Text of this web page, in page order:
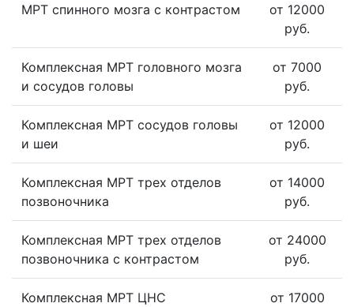
МРТ спинного мозга с контрастом
от 12000
руб.
Комплексная МРТ головного мозга
и сосудов головы
от 7000
руб.
Комплексная МРТ сосудов головы
и шеи
от 12000
руб.
Комплексная МРТ трех отделов
позвоночника
от 14000
руб.
Комплексная МРТ трех отделов
позвоночника с контрастом
от 24000
руб.
Комплексная МРТ ЦНС
от 17000